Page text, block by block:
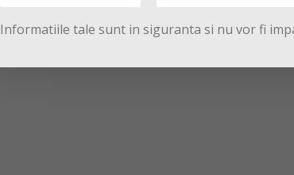
Informatiile tale sunt in siguranta si nu vor fi